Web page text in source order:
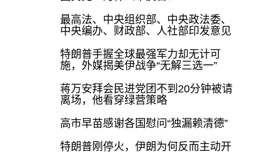
最高法、中央组织部、中央政法委、
中央编办、财政部、人社部印发意见
特朗普手握全球最强军力却无计可
施，外媒揭美伊战争“无解三选一”
蒋万安拜会民进党团不到20分钟被请
离场，他看穿绿营策略
高市早苗感谢各国慰问“独漏赖清德”
特朗普刚停火，伊朗为何反而主动开